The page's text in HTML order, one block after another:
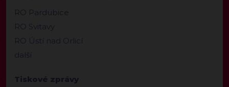
RO Pardubice
RO Svitavy
RO Ústí nad Orlicí
další
Tiskové zprávy